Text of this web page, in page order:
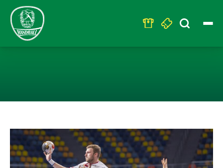
Search
for: